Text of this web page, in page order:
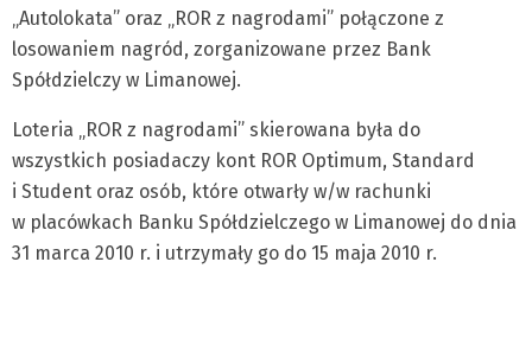
„Autolokata” oraz „ROR z nagrodami” połączone z
losowaniem nagród, zorganizowane przez Bank
Spółdzielczy w Limanowej.
Loteria „ROR z nagrodami” skierowana była do
wszystkich posiadaczy kont ROR Optimum, Standard
i Student oraz osób, które otwarły w/w rachunki
w placówkach Banku Spółdzielczego w Limanowej do dnia
31 marca 2010 r. i utrzymały go do 15 maja 2010 r.